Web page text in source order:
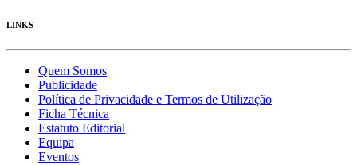
LINKS
Quem Somos
Publicidade
Política de Privacidade e Termos de Utilização
Ficha Técnica
Estatuto Editorial
Equipa
Eventos